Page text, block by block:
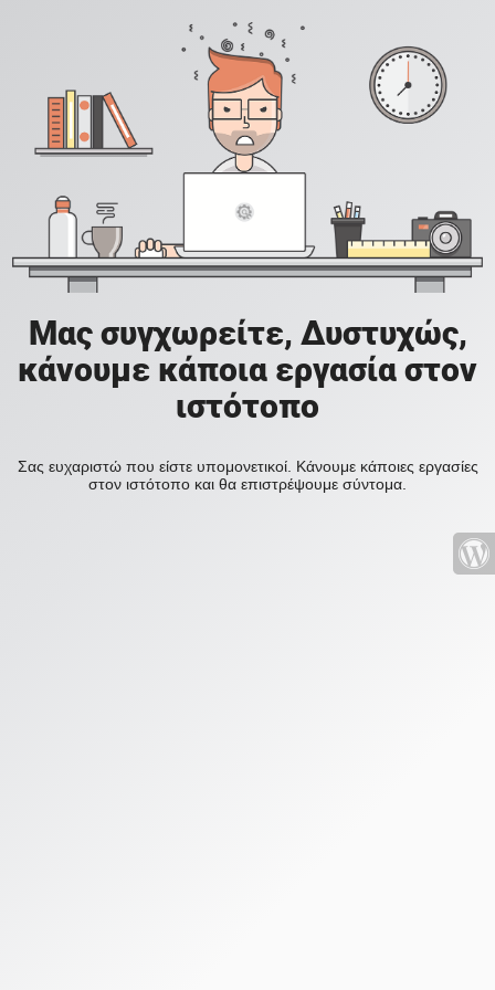
Μας συγχωρείτε, Δυστυχώς,
κάνουμε κάποια εργασία στον
ιστότοπο
Σας ευχαριστώ που είστε υπομονετικοί. Κάνουμε κάποιες εργασίες
στον ιστότοπο και θα επιστρέψουμε σύντομα.